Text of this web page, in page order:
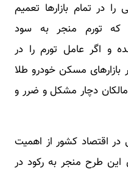
در تمام بازارها تعمیم
که تورم منجر به سود
و اگر عامل تورم را در
بازارهای مسکن خودرو طلا
مالکان دچار مشکل و ضرر و
در اقتصاد کشور از اهمیت
این طرح منجر به رکود در